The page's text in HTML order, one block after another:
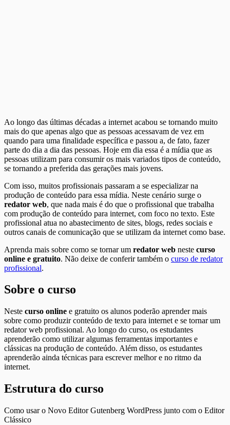
Ao longo das últimas décadas a internet acabou se tornando muito
mais do que apenas algo que as pessoas acessavam de vez em
quando para uma finalidade específica e passou a, de fato, fazer
parte do dia a dia das pessoas. Hoje em dia essa é a mídia que as
pessoas utilizam para consumir os mais variados tipos de conteúdo,
se tornando a preferida das gerações mais jovens.
Com isso, muitos profissionais passaram a se especializar na
produção de conteúdo para essa mídia. Neste cenário surge o
redator web, que nada mais é do que o profissional que trabalha
com produção de conteúdo para internet, com foco no texto. Este
profissional atua no abastecimento de sites, blogs, redes sociais e
outros canais de comunicação que se utilizam da internet como base.
Aprenda mais sobre como se tornar um redator web neste curso
online e gratuito. Não deixe de conferir também o curso de redator
profissional.
Sobre o curso
Neste curso online e gratuito os alunos poderão aprender mais
sobre como produzir conteúdo de texto para internet e se tornar um
redator web profissional. Ao longo do curso, os estudantes
aprenderão como utilizar algumas ferramentas importantes e
clássicas na produção de conteúdo. Além disso, os estudantes
aprenderão ainda técnicas para escrever melhor e no ritmo da
internet.
Estrutura do curso
Como usar o Novo Editor Gutenberg WordPress junto com o Editor
Clássico